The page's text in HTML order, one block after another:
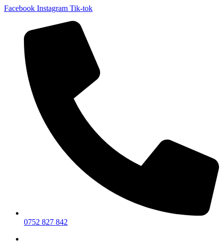
Facebook Instagram Tik-tok
0752 827 842